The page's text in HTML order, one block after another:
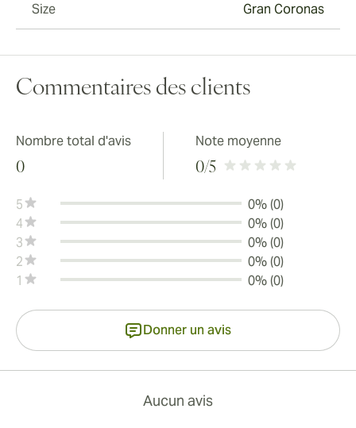
Size Gran Coronas
Commentaires des clients
Nombre total d'avis
0
Note moyenne
0/5
5
0% (0)
4
0% (0)
3
0% (0)
2
0% (0)
1
0% (0)
Donner un avis
Aucun avis